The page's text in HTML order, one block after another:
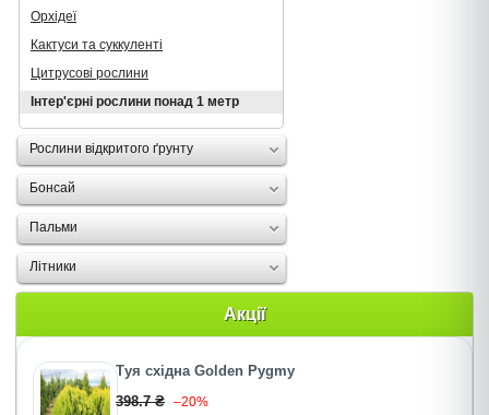
Орхідеї
Кактуси та суккуленті
Цитрусові рослини
Інтер'єрні рослини понад 1 метр
Рослини відкритого ґрунту
Бонсай
Пальми
Літники
Акції
Туя східна Golden Pygmy
398.7 ₴ –20%